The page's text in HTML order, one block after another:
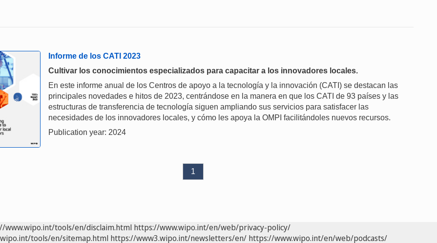
Informe de los CATI 2023
Cultivar los conocimientos especializados para capacitar a los innovadores locales.
En este informe anual de los Centros de apoyo a la tecnología y la innovación (CATI) se destacan las
principales novedades e hitos de 2023, centrándose en la manera en que los CATI de 93 países y las
estructuras de transferencia de tecnología siguen ampliando sus servicios para satisfacer las
necesidades de los innovadores locales, y cómo les apoya la OMPI facilitándoles nuevos recursos.
Publication year: 2024
1
www.wipo.int/tools/en/disclaim.html https://www.wipo.int/en/web/privacy-policy/
tools/en/sitemap.html https://www3.wipo.int/newsletters/en/ https://www.wipo.int/en/web/podcasts/